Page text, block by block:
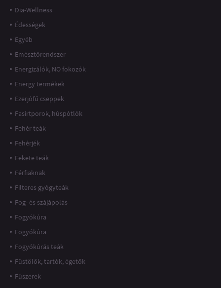
Dia-Wellness
Édességek
Egyéb
Emésztőrendszer
Energizálók, NO fokozók
Energy termékek
Ezerjófű cseppek
Fasírtporok, húspótlók
Fehér teák
Fehérjék
Fekete teák
Férfiaknak
Filteres gyógyteák
Fog- és szájápolás
Fogyókúra
Fogyókúra
Fogyókúrás teák
Füstölők, tartók, égetők
Fűszerek